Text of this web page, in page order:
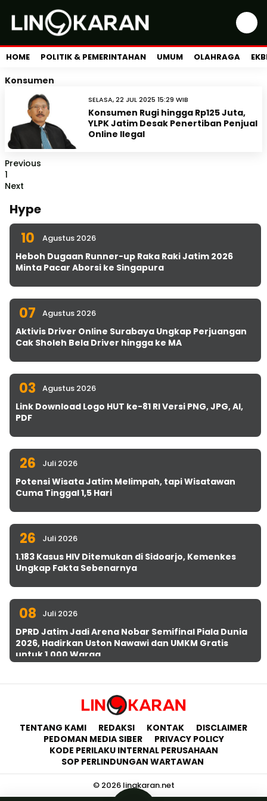
HOME POLITIK & PEMERINTAHAN UMUM OLAHRAGA
Konsumen
SELASA, 22 JUL 2025 15:29 WIB
Konsumen Rugi hingga Rp125 Juta,
YLPK Jatim Desak Penertiban Penjual
Online Ilegal
Previous
1
Next
Hype
10 Agustus 2026
Heboh Dugaan Runner-up Raka Raki Jatim 2026
Minta Pacar Aborsi ke Singapura
07 Agustus 2026
Aktivis Driver Online Surabaya Ungkap Perjuangan
Cak Sholeh Bela Driver hingga ke MA
03 Agustus 2026
Link Download Logo HUT ke-81 RI Versi PNG, JPG, AI,
PDF
26 Juli 2026
Potensi Wisata Jatim Melimpah, tapi Wisatawan
Cuma Tinggal 1,5 Hari
26 Juli 2026
1.183 Kasus HIV Ditemukan di Sidoarjo, Kemenkes
Ungkap Fakta Sebenarnya
08 Juli 2026
DPRD Jatim Jadi Arena Nobar Semifinal Piala Dunia
2026, Hadirkan Uston Nawawi dan UMKM Gratis
untuk 1.000 Warga
TENTANG KAMI REDAKSI KONTAK
DISCLAIMER
PEDOMAN MEDIA SIBER
PRIVACY POLICY
KODE PERILAKU INTERNAL PERUSAHAAN
SOP PERLINDUNGAN WARTAWAN
© 2026 lingkaran.net